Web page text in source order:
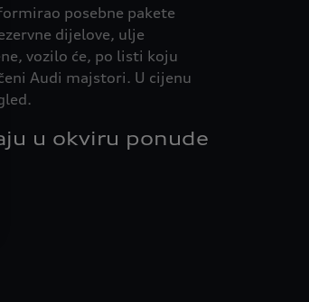
posebne pakete
dijelove, ulje
vozilo će, po listi koju
Audi majstori. U cijenu
u okviru ponude